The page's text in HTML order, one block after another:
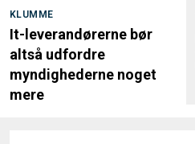
KLUMME
It-leverandørerne bør
altså udfordre
myndighederne noget
mere